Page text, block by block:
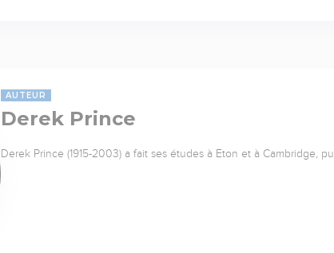
AUTEUR
Derek Prince
Derek Prince (1915-2003) a fait ses études à Eton et à Cambridge,